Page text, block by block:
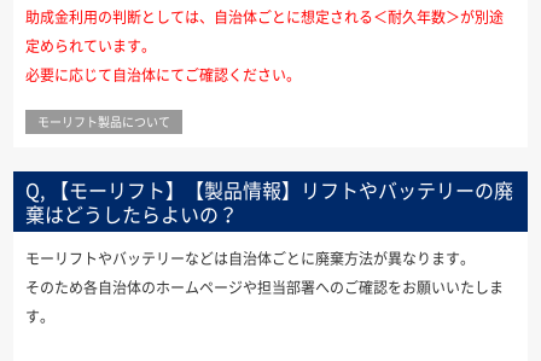
助成金利用の判断としては、自治体ごとに想定される＜耐久年数＞が別途
定められています。
必要に応じて自治体にてご確認ください。
モーリフト製品について
Q, 【モーリフト】【製品情報】リフトやバッテリーの廃
棄はどうしたらよいの？
モーリフトやバッテリーなどは自治体ごとに廃棄方法が異なります。
そのため各自治体のホームページや担当部署へのご確認をお願いいたしま
す。